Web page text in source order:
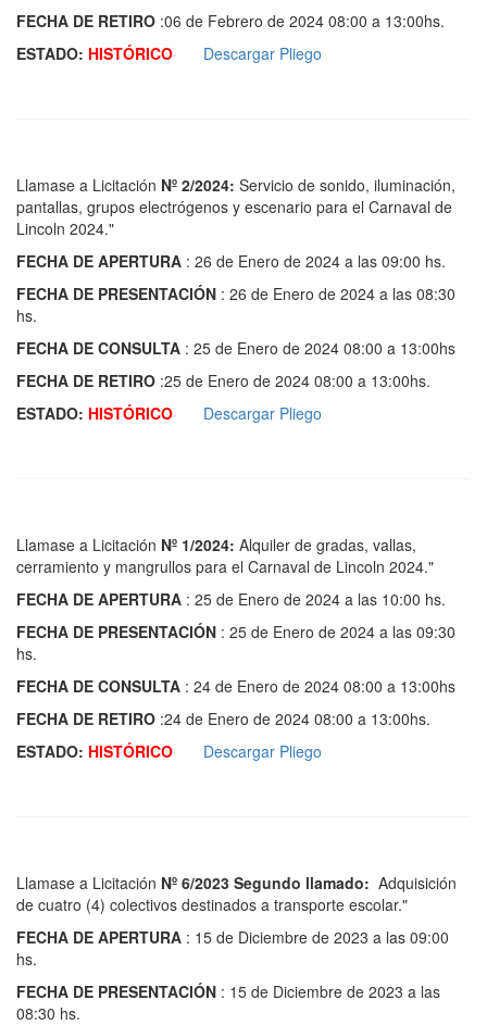
FECHA DE RETIRO :06 de Febrero de 2024 08:00 a 13:00hs.
ESTADO: HISTÓRICO Descargar Pliego
Llamase a Licitación Nº 2/2024: Servicio de sonido, iluminación,
pantallas, grupos electrógenos y escenario para el Carnaval de
Lincoln 2024."
FECHA DE APERTURA : 26 de Enero de 2024 a las 09:00 hs.
FECHA DE PRESENTACIÓN : 26 de Enero de 2024 a las 08:30
hs.
FECHA DE CONSULTA : 25 de Enero de 2024 08:00 a 13:00hs
FECHA DE RETIRO :25 de Enero de 2024 08:00 a 13:00hs.
ESTADO: HISTÓRICO Descargar Pliego
Llamase a Licitación Nº 1/2024: Alquiler de gradas, vallas,
cerramiento y mangrullos para el Carnaval de Lincoln 2024."
FECHA DE APERTURA : 25 de Enero de 2024 a las 10:00 hs.
FECHA DE PRESENTACIÓN : 25 de Enero de 2024 a las 09:30
hs.
FECHA DE CONSULTA : 24 de Enero de 2024 08:00 a 13:00hs
FECHA DE RETIRO :24 de Enero de 2024 08:00 a 13:00hs.
ESTADO: HISTÓRICO Descargar Pliego
Llamase a Licitación Nº 6/2023 Segundo llamado: Adquisición
de cuatro (4) colectivos destinados a transporte escolar."
FECHA DE APERTURA : 15 de Diciembre de 2023 a las 09:00
hs.
FECHA DE PRESENTACIÓN : 15 de Diciembre de 2023 a las
08:30 hs.